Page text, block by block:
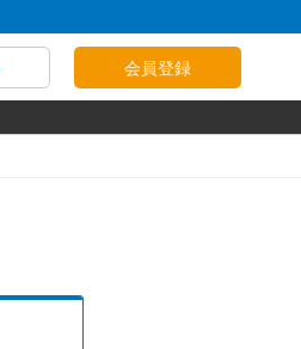
会員登録